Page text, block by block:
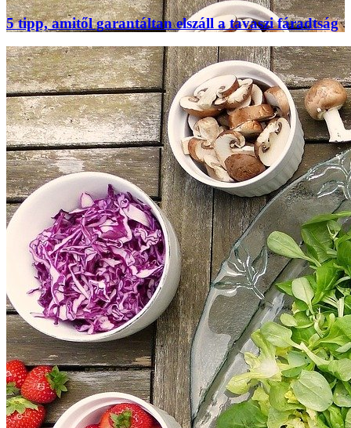
5 tipp, amitől garantáltan elszáll a tavaszi fáradtság